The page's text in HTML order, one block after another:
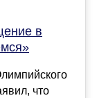
в
что